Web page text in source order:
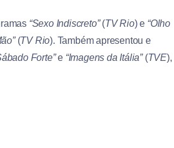
“Sexo Indiscreto”(TV Rio) e “Olho
(TV Rio). Também apresentou e
Forte”e “Imagens da Itália”(TVE),